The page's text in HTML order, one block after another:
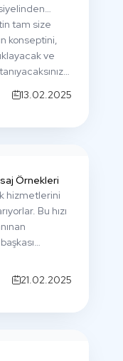
tam size
konseptini,
ve
13.02.2025
Örnekleri
hizmetlerini
Bu hızı
daha
fazlası
21.02.2025